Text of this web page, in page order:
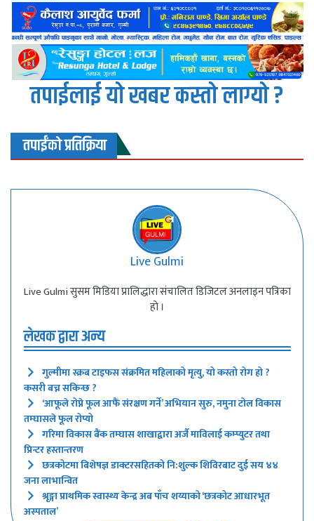
तपाईलाई यो खबर कस्तो लाग्यो ?
तपाईंको प्रतिक्रिया
Live Gulmi
Live Gulmi सुसम मिडिया प्रालिद्धारा संचालित डिजिटल अनलाइन पत्रिका
हो ।
लेखक द्वारा अन्य
गुल्मीमा स्क्रब टाइफस संक्रमित महिलाको मृत्यु, यो कस्तो रोग हो ?
कसरी बच्न सकिन्छ ?
‘आफूले रोप्ने फूल आफैं संरक्षण गर्ने’ अभियान सुरु, नमुना टोल विकास
तम्घासले फूल रोप्यो
गरिमा विकास बैंक तम्घास शाखाद्वारा अर्जै माविलाई कम्प्युटर तथा
प्रिन्टर हस्तान्तरण
छत्रकोटमा बिशेषज्ञ डाक्टरसहितको नि:शुल्क शिविरबाट दुई सय ४४
जना लाभान्वित
श्रृङ्गा प्राथमिक स्वास्थ्य केन्द्र अब पाँच शय्याको ‘छत्रकोट आधारभूत
अस्पताल’